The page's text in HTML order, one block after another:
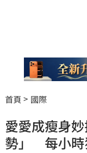
首頁 國際
愛愛成瘦身
勢」 每小時